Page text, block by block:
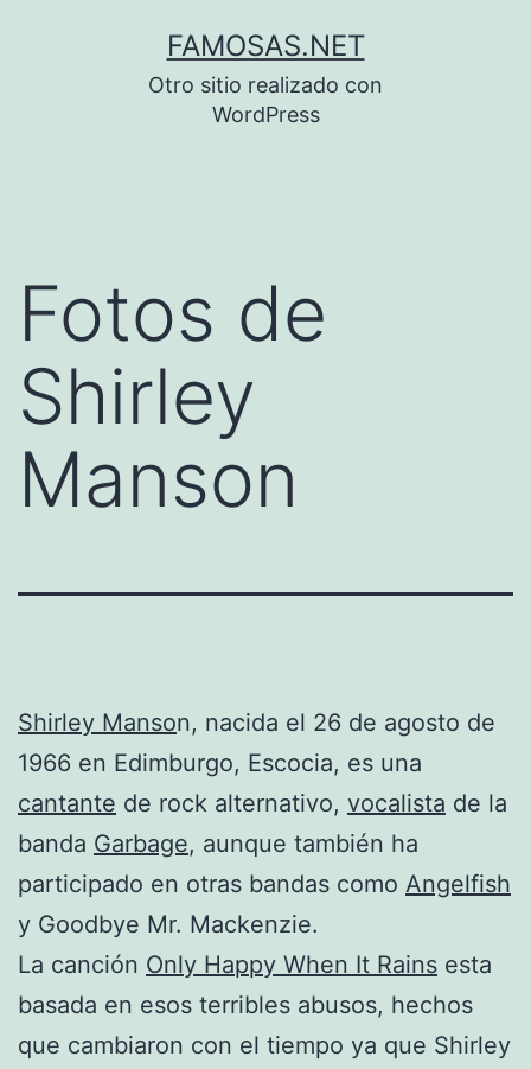
FAMOSAS.NET
Otro sitio realizado con
WordPress
Fotos de
Shirley
Manson
Shirley Manson, nacida el 26 de agosto de
1966 en Edimburgo, Escocia, es una
cantante de rock alternativo, vocalista de la
banda Garbage, aunque también ha
participado en otras bandas como Angelfish
y Goodbye Mr. Mackenzie.
La canción Only Happy When It Rains esta
basada en esos terribles abusos, hechos
que cambiaron con el tiempo ya que Shirley